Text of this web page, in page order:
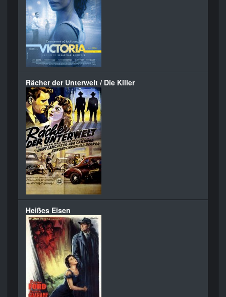
Rächer der Unterwelt / Die Killer
Heißes Eisen